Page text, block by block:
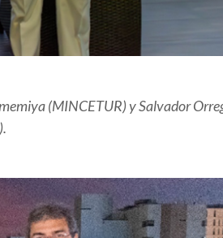
(MINCETUR) y Salvador